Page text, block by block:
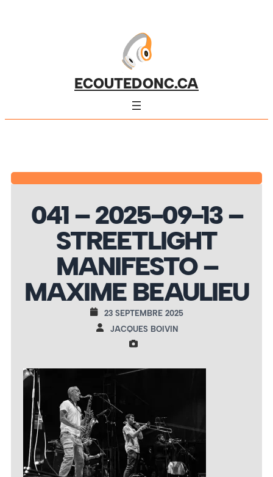
ECOUTEDONC.CA
041 – 2025-09-13 –
STREETLIGHT
MANIFESTO –
MAXIME BEAULIEU
23 SEPTEMBRE 2025
JACQUES BOIVIN